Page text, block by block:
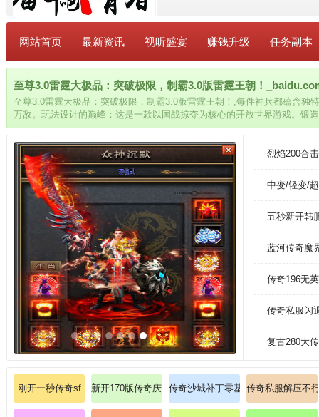
网站首页 最新资讯 视听盛宴 赚钱升级 任务副本
至尊3.0雷霆大极品：突破极限，制霸3.0版雷霆王朝！
至尊3.0雷霆大极品：突破极限，制霸3.0版雷霆王朝！,每件神兵都蕴含独
万敌。玩法设计的巅峰：这是一款以国战掠夺为核心的开放世界游戏。锻
层属性叠加，让你战力飙升三倍。
烈焰200合
中变/轻变/
五秒新开韩
蓝河传奇魔
传奇196无
传奇私服闪
复古280大
刚开一秒传奇sf 新开170版传奇庆典限时疯抢复活戒指500个
传奇沙城补丁零基础教学：战士英
传奇私服解压不